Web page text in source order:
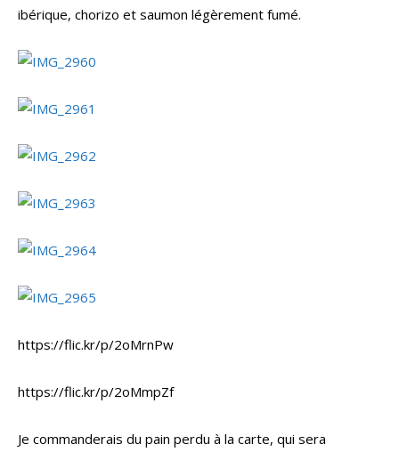
ibérique, chorizo et saumon légèrement fumé.
https://flic.kr/p/2oMrnPw
https://flic.kr/p/2oMmpZf
Je commanderais du pain perdu à la carte, qui sera